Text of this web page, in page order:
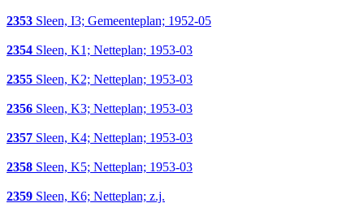
2353 Sleen, I3; Gemeenteplan; 1952-05
2354 Sleen, K1; Netteplan; 1953-03
2355 Sleen, K2; Netteplan; 1953-03
2356 Sleen, K3; Netteplan; 1953-03
2357 Sleen, K4; Netteplan; 1953-03
2358 Sleen, K5; Netteplan; 1953-03
2359 Sleen, K6; Netteplan; z.j.